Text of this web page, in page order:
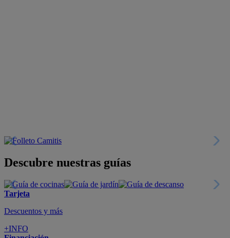
Descubre nuestras guías
Tarjeta
Descuentos y más
+INFO